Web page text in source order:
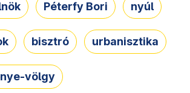
Péterfy Bori nyúl
bisztró urbanisztika
völgy